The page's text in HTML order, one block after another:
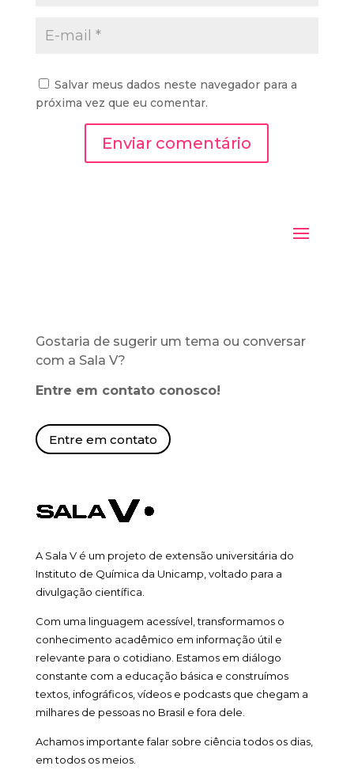
Salvar meus dados neste navegador para a
próxima vez que eu comentar.
Enviar comentário
Gostaria de sugerir um tema ou conversar
com a Sala V?
Entre em contato conosco!
Entre em contato
A Sala V é um projeto de extensão universitária do
Instituto de Química da Unicamp, voltado para a
divulgação científica.
Com uma linguagem acessível, transformamos o
conhecimento acadêmico em informação útil e
relevante para o cotidiano. Estamos em diálogo
constante com a educação básica e construímos
textos, infográficos, vídeos e podcasts que chegam a
milhares de pessoas no Brasil e fora dele.
Achamos importante falar sobre ciência todos os dias,
em todos os meios.